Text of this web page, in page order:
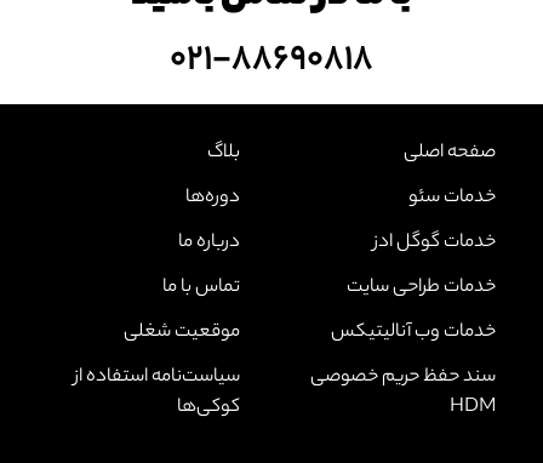
۰۲۱-۸۸۶۹۰۸۱۸
صفحه‌ اصلی
بلاگ
خدمات سئو
دوره‌ها
خدمات گوگل ادز
درباره ما
خدمات طراحی سایت
تماس با ما
خدمات وب آنالیتیکس
موقعیت شغلی
سند حفظ حریم خصوصی
HDM
سیاست‌نامه استفاده از
کوکی‌ها